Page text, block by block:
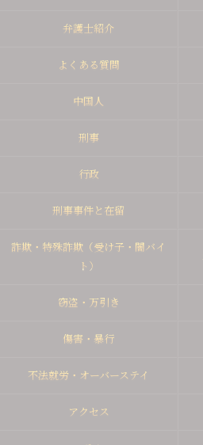
弁護士紹介
よくある質問
中国人
刑事
行政
刑事事件と在留
詐欺・特殊詐欺（受け子・闇バイ
ト）
窃盗・万引き
傷害・暴行
不法就労・オーバーステイ
アクセス